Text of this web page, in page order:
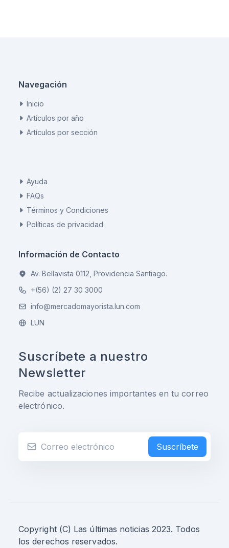
Navegación
Inicio
Artículos por año
Artículos por sección
Ayuda
FAQs
Términos y Condiciones
Políticas de privacidad
Información de Contacto
Av. Bellavista 0112, Providencia Santiago.
+(56) (2) 27 30 3000
info@mercadomayorista.lun.com
LUN
Suscríbete a nuestro
Newsletter
Recibe actualizaciones importantes en tu correo
electrónico.
Suscríbete
Copyright (C) Las últimas noticias 2023. Todos
los derechos reservados.